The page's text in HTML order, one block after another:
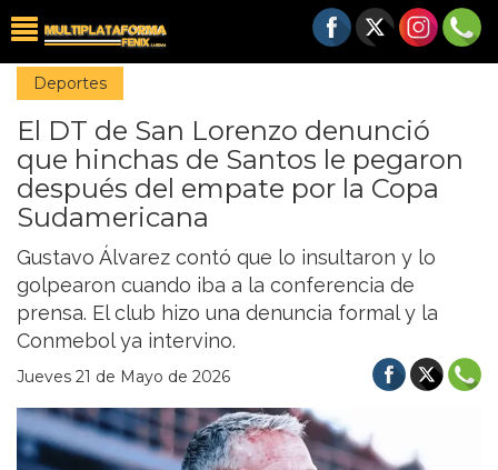
Deportes
El DT de San Lorenzo denunció
que hinchas de Santos le pegaron
después del empate por la Copa
Sudamericana
Gustavo Álvarez contó que lo insultaron y lo
golpearon cuando iba a la conferencia de
prensa. El club hizo una denuncia formal y la
Conmebol ya intervino.
Jueves 21 de Mayo de 2026